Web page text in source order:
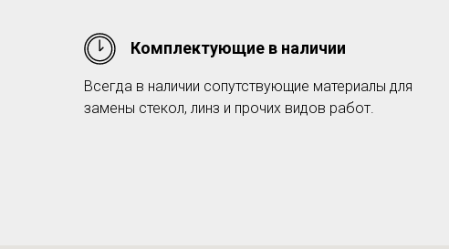
Комплектующие в наличии
Всегда в наличии сопутствующие материалы для
замены стекол, линз и прочих видов работ.